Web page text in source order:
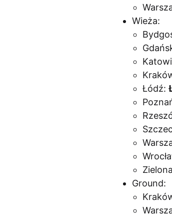
Wieża:
Łódź:
Ground: